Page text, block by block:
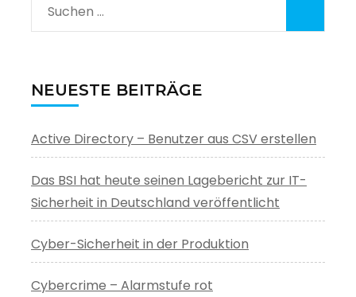
Suchen
nach:
NEUESTE BEITRÄGE
Active Directory – Benutzer aus CSV erstellen
Das BSI hat heute seinen Lagebericht zur IT-
Sicherheit in Deutschland veröffentlicht
Cyber-Sicherheit in der Produktion
Cybercrime – Alarmstufe rot